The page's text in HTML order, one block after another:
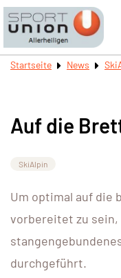
Startseite News
Auf die
SkiAlpin
Um optimal auf die
vorbereitet zu sein,
durchgeführt.